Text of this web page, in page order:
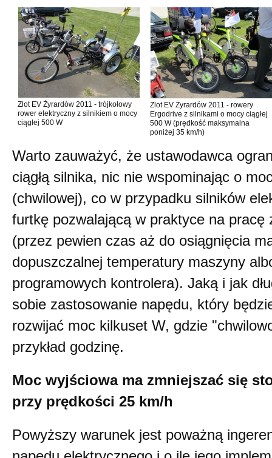
Zlot EV Żyrardów 2011 - trójkołowy
rower elektryczny z silnikiem o mocy
ciągłej 500 W
Zlot EV Żyrardów 2011 - rowery
Ergodrive z silnikami o mocy ciągłej
500 W (prędkość maksymalna
poniżej 35 km/h)
Warto zauważyć, że ustawodawca
ciągłą silnika, nic nie wspominając o
(chwilowej), co w przypadku silników
furtkę pozwalającą w praktyce na pracę
(przez pewien czas aż do osiągnięcia
dopuszczalnej temperatury maszyny
programowych kontrolera). Jaką i jak
sobie zastosowanie napędu, który
rozwijać moc kilkuset W, gdzie
przykład godzinę.
Moc wyjściowa ma zmniejszać się
przy prędkości 25 km/h
Powyższy warunek jest poważną